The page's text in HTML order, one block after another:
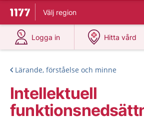
Till startsidan för 1177
Välj region
Logga in
på 1177.se
Hitta vård
på
Lärande, förståelse och minne
Intellektuell